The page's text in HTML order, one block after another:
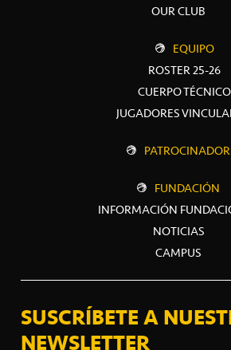
OUR CLUB
EQUIPO
ROSTER 25-26
CUERPO TÉCNICO
JUGADORES
FUNDACIÓN
INFORMACIÓN
NOTICIAS
CAMPUS
SUSCRÍBETE A
NEWSLETTER